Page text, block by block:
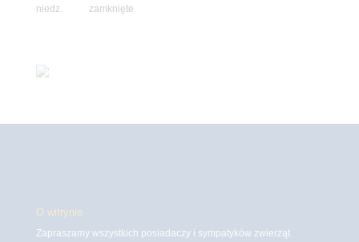
niedz. zamknięte
O witrynie
Zapraszamy wszystkich posiadaczy i sympatyków zwierząt